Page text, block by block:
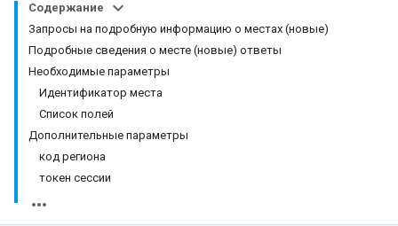
Содержание
Запросы на подробную информацию о местах (новые)
Подробные сведения о месте (новые) ответы
Необходимые параметры
Идентификатор места
Список полей
Дополнительные параметры
код региона
токен сессии